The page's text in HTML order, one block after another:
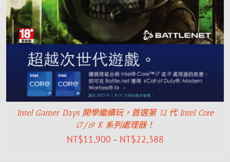
Intel Gamer Days 開學繼續玩，首選第 12 代 Intel Core
i7/i9 K 系列處理器！
NT$11,900 – NT$22,388